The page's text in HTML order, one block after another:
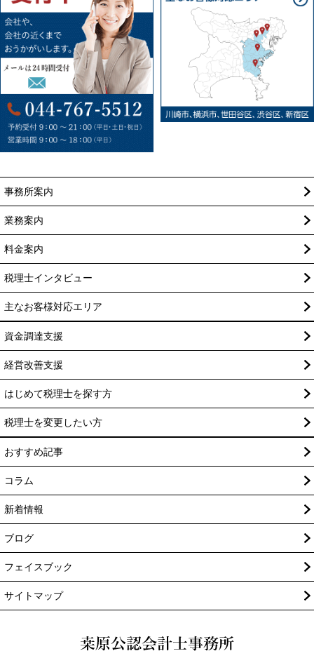
事務所案内
業務案内
料金案内
税理士インタビュー
主なお客様対応エリア
資金調達支援
経営改善支援
はじめて税理士を探す方
税理士を変更したい方
おすすめ記事
コラム
新着情報
ブログ
フェイスブック
サイトマップ